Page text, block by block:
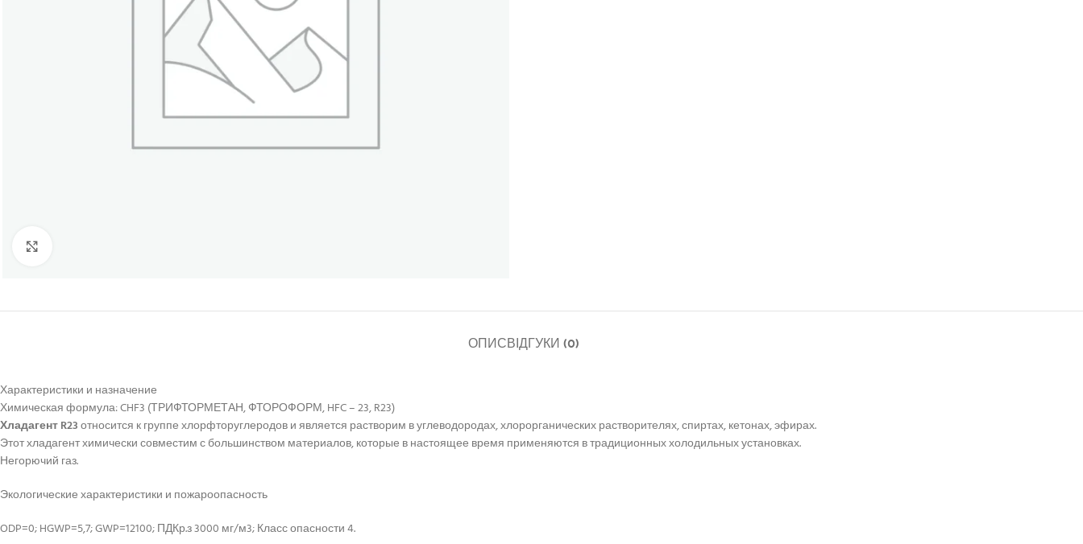
ОПИСВІДГУКИ (0)
Характеристики и назначение
Химическая формула: CHF3 (ТРИФТОРМЕТАН, ФТОРОФОРМ, HFC – 23, R23)
Хладагент R23относится к группе хлорфторуглеродов и является растворим в углеводородах, хлорорганических растворителях, спиртах, кетонах, эфирах.
Этот хладагент химически совместим с большинством материалов, которые в настоящее время применяются в традиционных холодильных установках.
Негорючий газ.
Экологические характеристики и пожароопасность
ODP=0; HGWP=5,7; GWP=12100; ПДКр.з 3000 мг/м3; Класс опасности 4.